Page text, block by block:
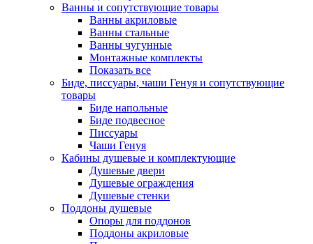
Ванны и сопутствующие товары
Ванны акриловые
Ванны стальные
Ванны чугунные
Монтажные комплекты
Показать все
Биде, писсуары, чаши Генуя и сопутствующие
товары
Биде напольные
Биде подвесное
Писсуары
Чаши Генуя
Кабины душевые и комплектующие
Душевые двери
Душевые ограждения
Душевые стенки
Поддоны душевые
Опоры для поддонов
Поддоны акриловые